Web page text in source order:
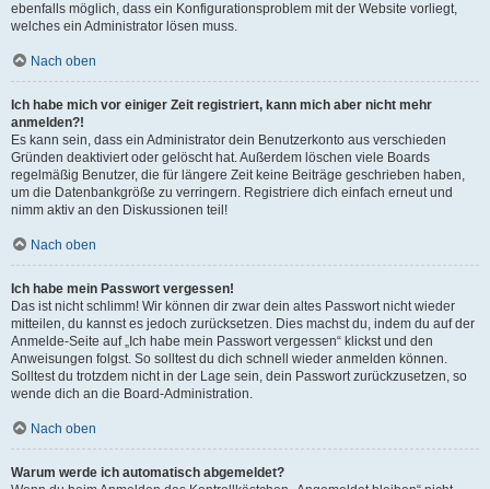
ebenfalls möglich, dass ein Konfigurationsproblem mit der Website vorliegt,
welches ein Administrator lösen muss.
Nach oben
Ich habe mich vor einiger Zeit registriert, kann mich aber nicht mehr
anmelden?!
Es kann sein, dass ein Administrator dein Benutzerkonto aus verschieden
Gründen deaktiviert oder gelöscht hat. Außerdem löschen viele Boards
regelmäßig Benutzer, die für längere Zeit keine Beiträge geschrieben haben,
um die Datenbankgröße zu verringern. Registriere dich einfach erneut und
nimm aktiv an den Diskussionen teil!
Nach oben
Ich habe mein Passwort vergessen!
Das ist nicht schlimm! Wir können dir zwar dein altes Passwort nicht wieder
mitteilen, du kannst es jedoch zurücksetzen. Dies machst du, indem du auf der
Anmelde-Seite auf „Ich habe mein Passwort vergessen“ klickst und den
Anweisungen folgst. So solltest du dich schnell wieder anmelden können.
Solltest du trotzdem nicht in der Lage sein, dein Passwort zurückzusetzen, so
wende dich an die Board-Administration.
Nach oben
Warum werde ich automatisch abgemeldet?